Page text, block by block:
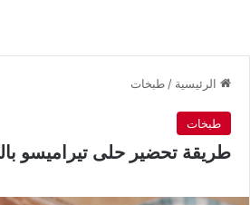
الرئيسية / طبخات
طبخات
طريقة تحضير حلى تيراميسو